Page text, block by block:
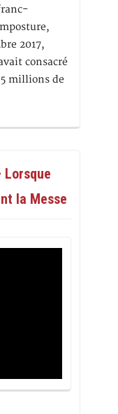
2017,
consacré
millions de
la Messe